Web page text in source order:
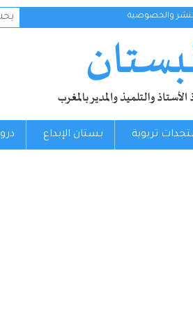
والخصوصية
عن:
تربوية بستان الإبداع